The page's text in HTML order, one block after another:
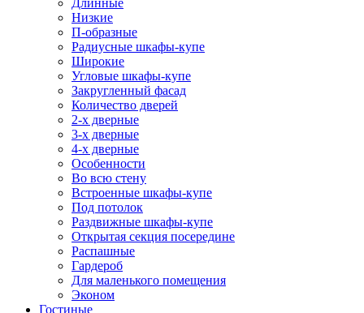
Длинные
Низкие
П-образные
Радиусные шкафы-купе
Широкие
Угловые шкафы-купе
Закругленный фасад
Количество дверей
2-х дверные
3-х дверные
4-х дверные
Особенности
Во всю стену
Встроенные шкафы-купе
Под потолок
Раздвижные шкафы-купе
Открытая секция посередине
Распашные
Гардероб
Для маленького помещения
Эконом
Гостиные